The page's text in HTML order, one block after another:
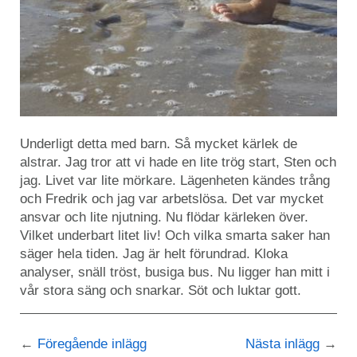
Underligt detta med barn. Så mycket kärlek de
alstrar. Jag tror att vi hade en lite trög start, Sten och
jag. Livet var lite mörkare. Lägenheten kändes trång
och Fredrik och jag var arbetslösa. Det var mycket
ansvar och lite njutning. Nu flödar kärleken över.
Vilket underbart litet liv! Och vilka smarta saker han
säger hela tiden. Jag är helt förundrad. Kloka
analyser, snäll tröst, busiga bus. Nu ligger han mitt i
vår stora säng och snarkar. Söt och luktar gott.
Föregående inlägg Nästa inlägg